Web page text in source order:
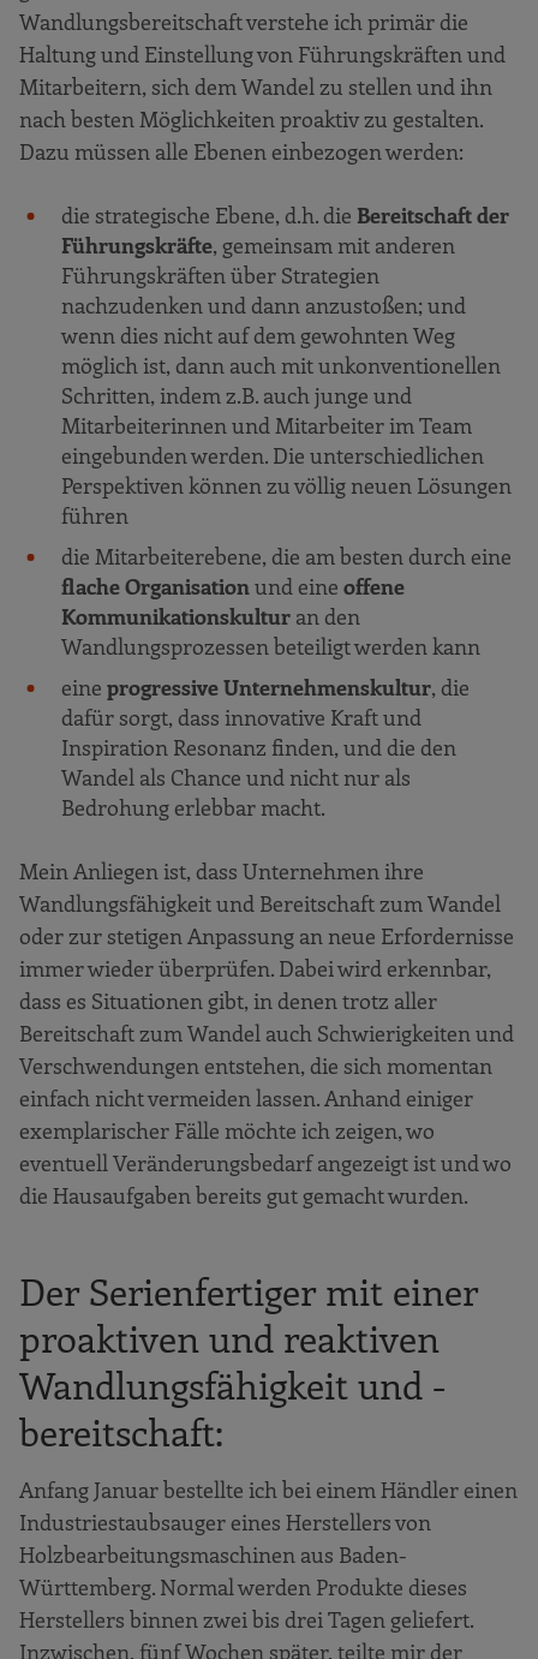
Wandlungsbereitschaft verstehe ich primär die
Haltung und Einstellung von Führungskräften und
Mitarbeitern, sich dem Wandel zu stellen und ihn
nach besten Möglichkeiten proaktiv zu gestalten.
Dazu müssen alle Ebenen einbezogen werden:
die strategische Ebene, d.h. die Bereitschaft der
Führungskräfte, gemeinsam mit anderen
Führungskräften über Strategien
nachzudenken und dann anzustoßen; und
wenn dies nicht auf dem gewohnten Weg
möglich ist, dann auch mit unkonventionellen
Schritten, indem z.B. auch junge und
Mitarbeiterinnen und Mitarbeiter im Team
eingebunden werden. Die unterschiedlichen
Perspektiven können zu völlig neuen Lösungen
führen
die Mitarbeiterebene, die am besten durch eine
flache Organisationund eine offene
Kommunikationskultur an den
Wandlungsprozessen beteiligt werden kann
eine progressive Unternehmenskultur, die
dafür sorgt, dass innovative Kraft und
Inspiration Resonanz finden, und die den
Wandel als Chance und nicht nur als
Bedrohung erlebbar macht.
Mein Anliegen ist, dass Unternehmen ihre
Wandlungsfähigkeit und Bereitschaft zum Wandel
oder zur stetigen Anpassung an neue Erfordernisse
immer wieder überprüfen. Dabei wird erkennbar,
dass es Situationen gibt, in denen trotz aller
Bereitschaft zum Wandel auch Schwierigkeiten und
Verschwendungen entstehen, die sich momentan
einfach nicht vermeiden lassen. Anhand einiger
exemplarischer Fälle möchte ich zeigen, wo
eventuell Veränderungsbedarf angezeigt ist und wo
die Hausaufgaben bereits gut gemacht wurden.
Der Serienfertiger mit einer
proaktiven und reaktiven
Wandlungsfähigkeit und -
bereitschaft:
Anfang Januar bestellte ich bei einem Händler einen
Industriestaubsauger eines Herstellers von
Holzbearbeitungsmaschinen aus Baden-
Württemberg. Normal werden Produkte dieses
Herstellers binnen zwei bis drei Tagen geliefert.
Inzwischen, fünf Wochen später, teilte mir der